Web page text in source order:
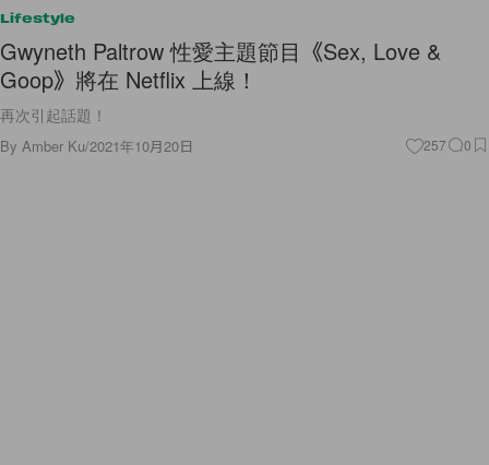
Gwyneth Paltrow 性愛主題節目《Sex, Love &
Goop》將在 Netflix 上線！
再次引起話題！
ByAmber Ku/ 2021年10月20日